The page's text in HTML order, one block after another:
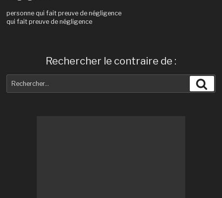
personne qui fait preuve de négligence
qui fait preuve de négligence
Rechercher le contraire de :
pour